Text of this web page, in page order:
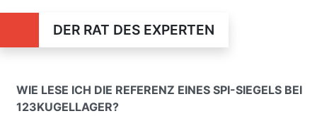
DER RAT DES EXPERTEN
WIE LESE ICH DIE REFERENZ EINES SPI-SIEGELS BEI
123KUGELLAGER?